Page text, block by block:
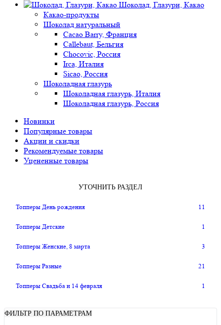
Шоколад, Глазури, Какао
Какао-продукты
Шоколад натуральный
Cacao Barry, Франция
Callebaut, Бельгия
Chocovic, Россия
Irca, Италия
Sicao, Россия
Шоколадная глазурь
Шоколадная глазурь, Италия
Шоколадная глазурь, Россия
Новинки
Популярные товары
Акции и скидки
Рекомендуемые товары
Уцененные товары
УТОЧНИТЬ РАЗДЕЛ
Топперы День рождения 11
Топперы Детские 1
Топперы Женские, 8 марта 3
Топперы Разные 21
Топперы Свадьба и 14 февраля 1
ФИЛЬТР ПО ПАРАМЕТРАМ